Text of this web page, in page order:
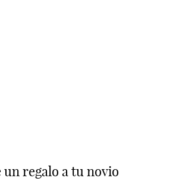
un regalo a tu novio